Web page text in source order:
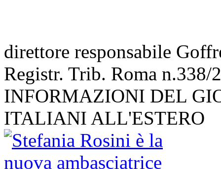
direttore responsabile
Registr. Trib. Roma n.338/
INFORMAZIONI DEL
ITALIANI ALL'ESTERO